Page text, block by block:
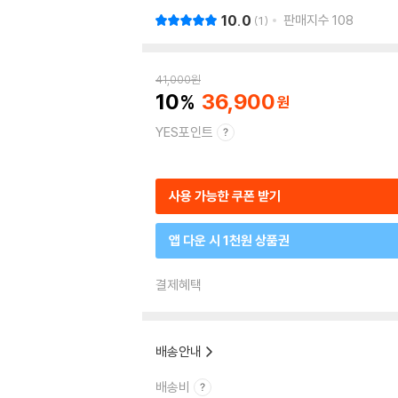
10.0 1 판매지수 108
41,000원
10 36,900
YES포인트
사용 가능한 쿠폰 받기
앱 다운 시 1천원 상품권
결제혜택
배송안내
배송비